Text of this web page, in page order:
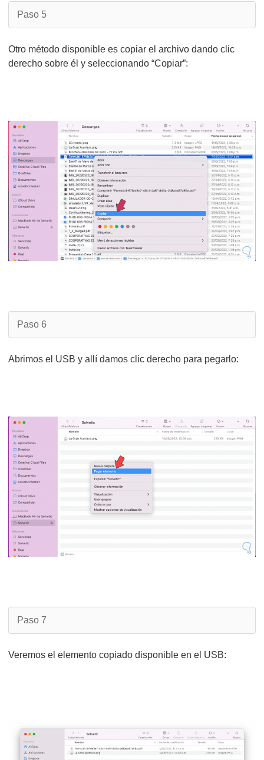
Paso 5
Otro método disponible es copiar el archivo dando clic
derecho sobre él y seleccionando “Copiar”:
Paso 6
Abrimos el USB y allí damos clic derecho para pegarlo:
Paso 7
Veremos el elemento copiado disponible en el USB: